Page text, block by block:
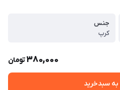
جنس
کرپ
380,000تومان
سبدخرید